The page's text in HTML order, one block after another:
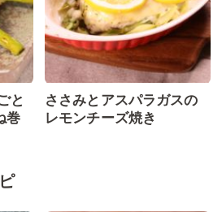
と
巻
ささみとアスパラガスの
レモンチーズ焼き